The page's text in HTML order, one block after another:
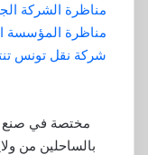
مناظرة الشركة
مناظرة المؤسسة
شركة نقل تونس
بالساحلين من